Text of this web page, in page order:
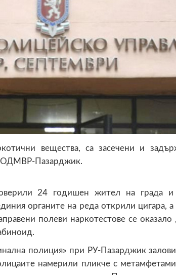
вещества, са засечени и
ОДМВР-Пазарджик.
24 годишен жител на града и
органите на реда открили цигара,
полеви наркотестове се оказало
полиция» при РУ-Пазарджик
намерили пликче с